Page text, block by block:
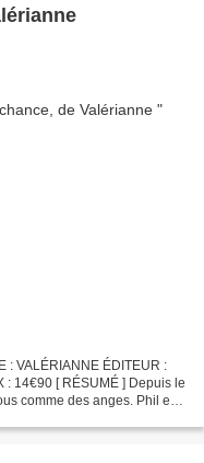
: VALÉRIANNE ÉDITEUR :
: 14€90 [ RÉSUMÉ ] Depuis le
comme des anges. Phil est